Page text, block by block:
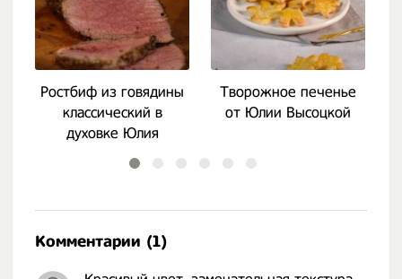
Ростбиф из говядины
классический в
духовке Юлия
Высоцкая
Творожное печенье
от Юлии Высоцкой
Комментарии (1)